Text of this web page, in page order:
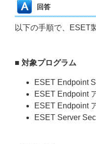
回答
以下の手順で、ESET
■ 対象プログラム
ESET Endpoint
ESET Endpoint
ESET Endpoint
ESET Server